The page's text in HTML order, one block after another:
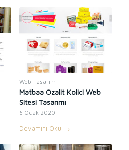
Web Tasarım
Matbaa Ozalit Kolici Web
Sitesi Tasarımı
6 Ocak 2020
Devamını Oku →